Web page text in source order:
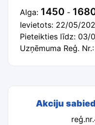
Akciju
Alga: 1450 -
Ievietots: 22/05/
Pieteikties līdz: 03/
Uzņēmuma Reģ.